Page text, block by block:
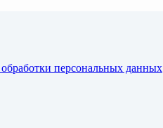
персональных данных